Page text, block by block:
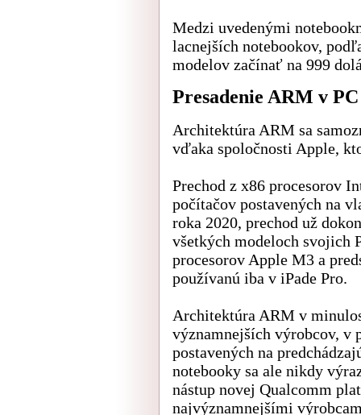
Medzi uvedenými
lacnejších notebookov,
modelov začínať na 999
Presadenie ARM v PC
Architektúra ARM sa
vďaka spoločnosti Apple,
Prechod z x86 procesorov
počítačov postavených na
roka 2020, prechod už
všetkých modeloch svojich
procesorov Apple M3 a
používanú iba v iPade Pro.
Architektúra ARM v
významnejších výrobcov, v
postavených na
notebooky sa ale nikdy
nástup novej Qualcomm
najvýznamnejšími